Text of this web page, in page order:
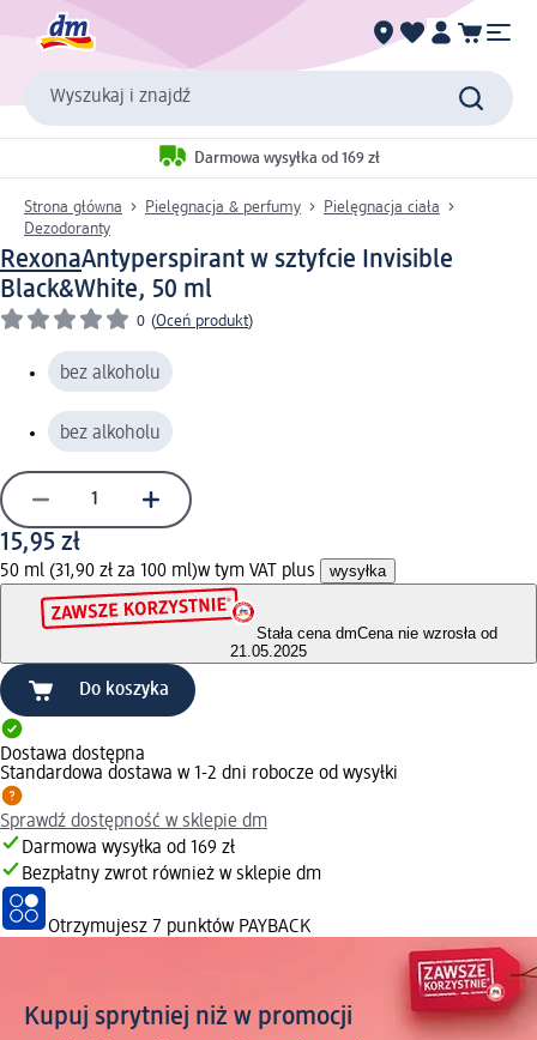
Wyszukaj i znajdź
Darmowa wysyłka od 169 zł
Strona główna Pielęgnacja & perfumy
Pielęgnacja ciała
Dezodoranty
RexonaAntyperspirant w sztyfcie Invisible
Black&White, 50 ml
0 (Oceń produkt)
bez alkoholu
bez alkoholu
15,95 zł
50 ml (31,90 zł za 100 ml)w tym VAT plus wysyłka
Stała cena dmCena nie wzrosła od
21.05.2025
Do koszyka
Dostawa dostępna
Standardowa dostawa w 1-2 dni robocze od wysyłki
Sprawdź dostępność w sklepie dm
Darmowa wysyłka od 169 zł
Bezpłatny zwrot również w sklepie dm
Otrzymujesz 7 punktów PAYBACK
Kupuj sprytniej niż w promocji